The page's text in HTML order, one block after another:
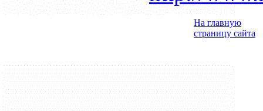
На главную
страницу сайта